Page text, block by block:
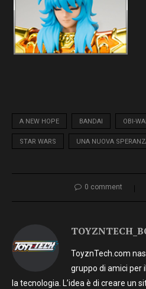
A NEW HOPE BANDAI OBI-
STAR WARS UNA NUOVA
0 comment
ToyznTech.com
gruppo di amici per
la tecnologia. L’idea è di creare un